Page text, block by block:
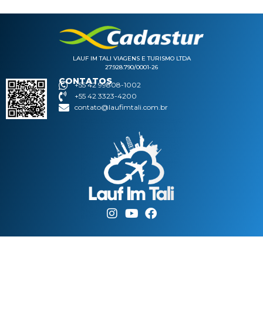
LAUF IM TALI VIAGENS E TURISMO LTDA
27.928.790/0001-26
CONTATOS
+55 42 99808-1002
+55 42 3323-4200
contato@laufimtali.com.br